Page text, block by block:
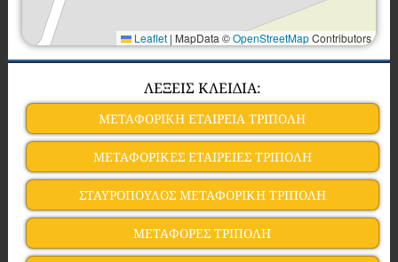
Leaflet | MapData ©OpenStreetMapContributors
ΛΕΞΕΙΣ ΚΛΕΙΔΙΑ:
ΜΕΤΑΦΟΡΙΚΗ ΕΤΑΙΡΕΙΑ ΤΡΙΠΟΛΗ
ΜΕΤΑΦΟΡΙΚΕΣ ΕΤΑΙΡΕΙΕΣ ΤΡΙΠΟΛΗ
ΣΤΑΥΡΟΠΟΥΛΟΣ ΜΕΤΑΦΟΡΙΚΗ ΤΡΙΠΟΛΗ
ΜΕΤΑΦΟΡΕΣ ΤΡΙΠΟΛΗ